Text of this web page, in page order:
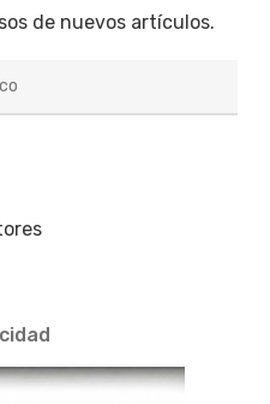
de nuevos artículos.